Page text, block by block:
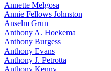
Annette Melgosa
Annie Fellows Johnston
Anselm Grun
Anthony A. Hoekema
Anthony Burgess
Anthony Evans
Anthony J. Petrotta
Anthony Kenny